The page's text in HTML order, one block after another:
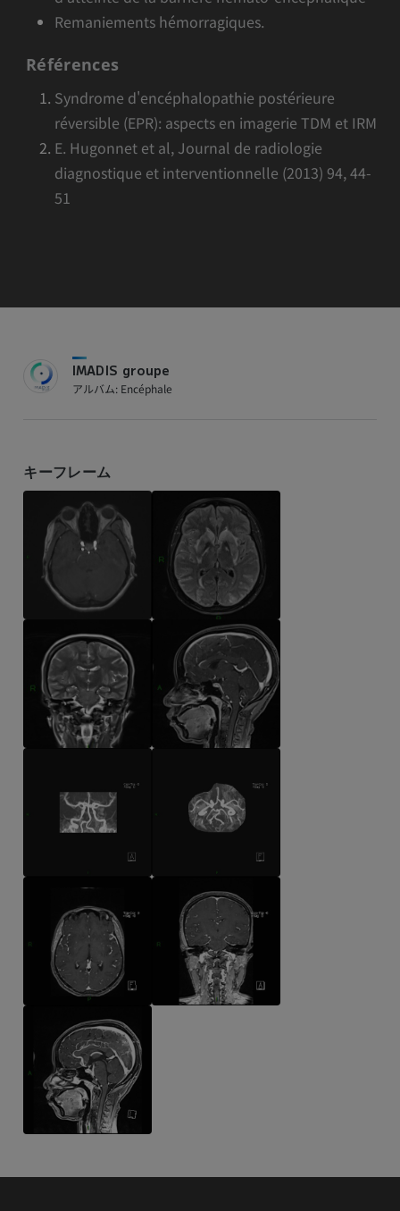
Remaniements hémorragiques.
Références
Syndrome d'encéphalopathie postérieure
réversible (EPR): aspects en imagerie TDM et IRM
E. Hugonnet et al, Journal de radiologie
diagnostique et interventionnelle (2013) 94, 44-
51
IMADIS groupe
アルバム: Encéphale
キーフレーム